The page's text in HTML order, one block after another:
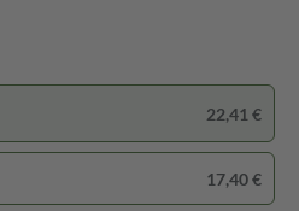
22,41 €
17,40 €